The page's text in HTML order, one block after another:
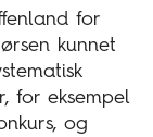
for
kunnet
for eksempel
og